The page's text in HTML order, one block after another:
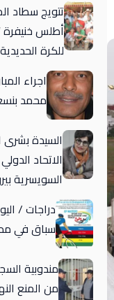
تتويج سطاد
أطلس
للكرة الحديدية
اجراء
محمد
السيدة بشرى
الاتحاد
السويسرية
دراجات /
سباق في
مندوبية
من المنع